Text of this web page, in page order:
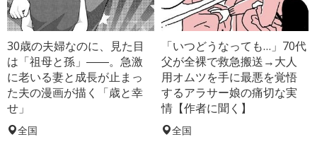
30歳の夫婦なのに、見た目
は「祖母と孫」――。急激
に老いる妻と成長が止まっ
た夫の漫画が描く「歳と幸
せ」
全国
「いつどうなっても…」70代
父が全裸で救急搬送→大人
用オムツを手に最悪を覚悟
するアラサー娘の痛切な実
情【作者に聞く】
全国